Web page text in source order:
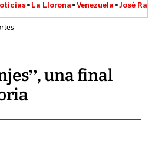
La Llorona Venezuela José
una final